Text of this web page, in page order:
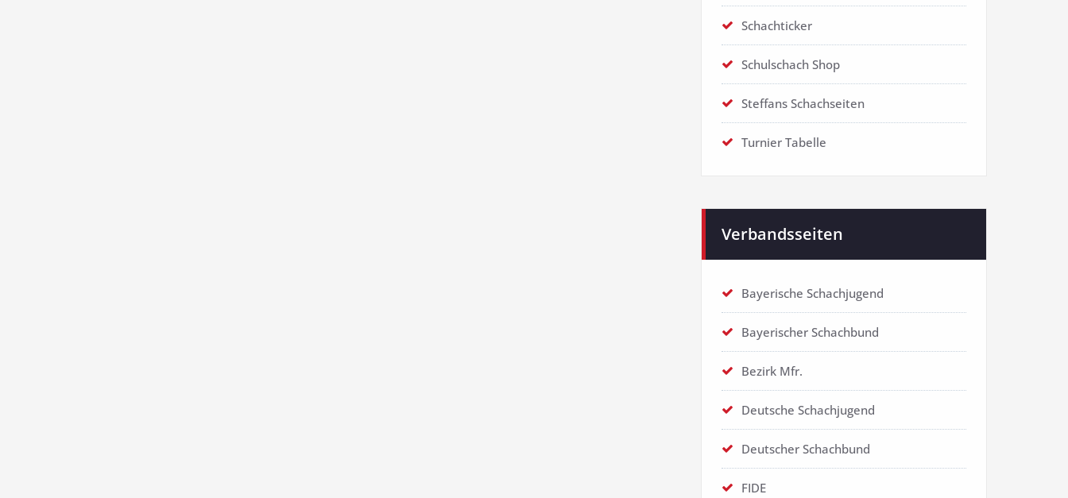
Schachticker
Schulschach Shop
Steffans Schachseiten
Turnier Tabelle
Verbandsseiten
Bayerische Schachjugend
Bayerischer Schachbund
Bezirk Mfr.
Deutsche Schachjugend
Deutscher Schachbund
FIDE